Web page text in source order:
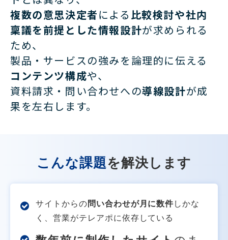
複数の意思決定者による 比較検討や社内
稟議を前提とした情報設計が求められる
ため、
製品・サービスの強みを論理的に伝える
コンテンツ構成や、
資料請求・問い合わせへの導線設計が成
果を左右します。
こんな課題を解決します
サイトからの問い合わせが月に数件しかな
く、営業がテレアポに依存している